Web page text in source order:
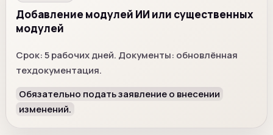
Добавление модулей ИИ или существенных
модулей
Срок: 5 рабочих дней. Документы: обновлённая
техдокументация.
Обязательно подать заявление о внесении
изменений.